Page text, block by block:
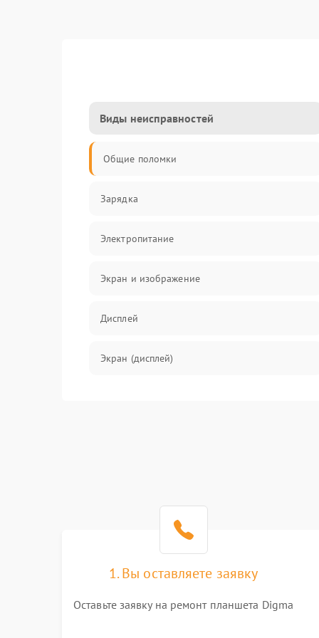
Виды неисправностей
Общие поломки
Зарядка
Электропитание
Экран и изображение
Дисплей
Экран (дисплей)
Влага и механические повреждения
Сеть и интернет
1. Вы оставляете заявку
Оставьте заявку на ремонт планшета Digma